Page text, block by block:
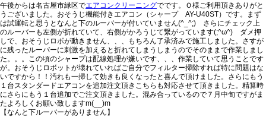
午後からは名古屋市緑区でエアコンクリーニングでです。Ｏ様ご利用頂きありがと
うございました。おそうじ機能付きエアコン（シャープ AY-U40ST）です。まず
は試運転と思うとなんと下のルーバーが付いていません(^_^;) さらにチェック上
のルーバーも左側が折れていて、右側がかろうじて繋がっています(;^ω^) ダメ押
しで、おそうじロボが動きません、、、もちろん了承済みで施工しました。さすが
に残ったルーバーに刺激を加えると折れてしまうしまうのでそのままで作業しまし
た。。。この頃のシャープは配線処理が嫌いです、、、作業していて思うことです
が。おそうじロボットが壊れていればご自分でフィルター掃除すれば特に問題はな
いですから！！汚れも一掃して効きも良くなったと喜んで頂けました。さらにもう
１台スタンダードエアコンを追加注文頂きこちらも対応させて頂きました。精算時
にさらにもう１台追加でご注文頂きました。混み合っているので７月中旬ですがま
たよろしくお願い致しますm(__)m
【なんと下ルーバーがありません】